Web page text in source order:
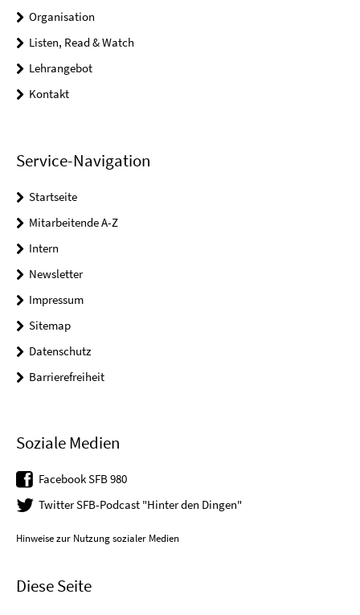
Organisation
Listen, Read & Watch
Lehrangebot
Kontakt
Service-Navigation
Startseite
Mitarbeitende A-Z
Intern
Newsletter
Impressum
Sitemap
Datenschutz
Barrierefreiheit
Soziale Medien
Facebook SFB 980
Twitter SFB-Podcast "Hinter den Dingen"
Hinweise zur Nutzung sozialer Medien
Diese Seite